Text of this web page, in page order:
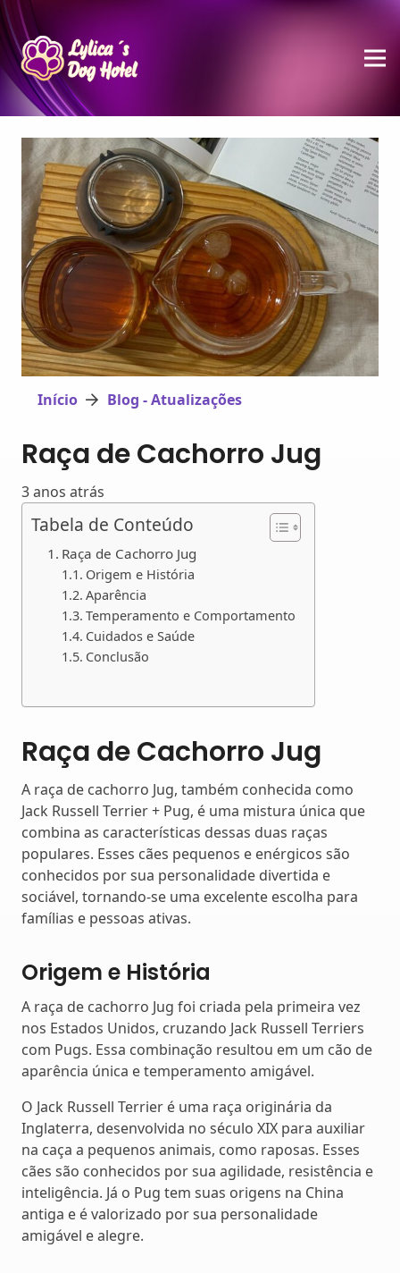
Início Blog - Atualizações
Raça de Cachorro Jug
3 anos atrás
Tabela de Conteúdo
Raça de Cachorro Jug
Origem e História
Aparência
Temperamento e Comportamento
Cuidados e Saúde
Conclusão
Raça de Cachorro Jug
A raça de cachorro Jug, também conhecida como
Jack Russell Terrier + Pug, é uma mistura única que
combina as características dessas duas raças
populares. Esses cães pequenos e enérgicos são
conhecidos por sua personalidade divertida e
sociável, tornando-se uma excelente escolha para
famílias e pessoas ativas.
Origem e História
A raça de cachorro Jug foi criada pela primeira vez
nos Estados Unidos, cruzando Jack Russell Terriers
com Pugs. Essa combinação resultou em um cão de
aparência única e temperamento amigável.
O Jack Russell Terrier é uma raça originária da
Inglaterra, desenvolvida no século XIX para auxiliar
na caça a pequenos animais, como raposas. Esses
cães são conhecidos por sua agilidade, resistência e
inteligência. Já o Pug tem suas origens na China
antiga e é valorizado por sua personalidade
amigável e alegre.